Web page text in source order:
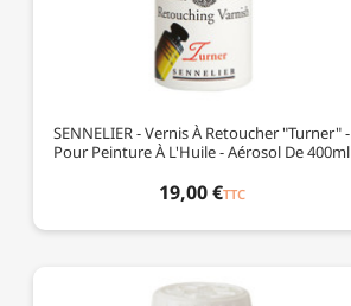
SENNELIER - Vernis À Retoucher "Turner" -
Pour Peinture À L'Huile - Aérosol De 400ml
19,00 €TTC